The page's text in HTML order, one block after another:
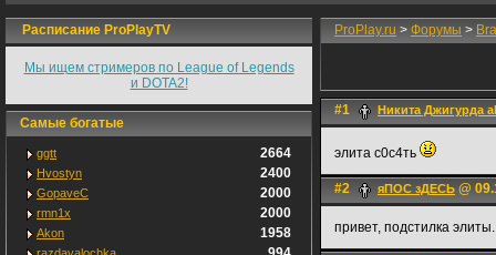
Расписание ProPlayTV
Мы ищем стримеров по League of Legends
и DOTA2!
Самые богатые
ggtt 2664
Hvostyn 2400
GopaveC 2000
rmn1x 2000
Akon 1958
ProPlay.ru > Форумы >
#1 Никита Джигурда
элита с0с4ть
#2 яПОС зДЕСЬ @
привет, подстилка элиты.